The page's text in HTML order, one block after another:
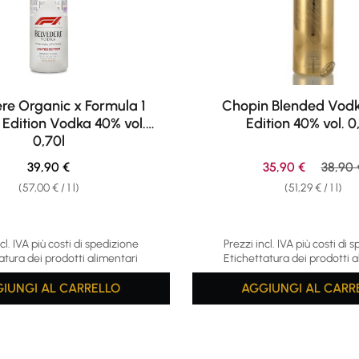
Organic x Formula 1
Vodka 40% vol.
0,70l
IVA più costi di spedizione
dei prodotti alimentari
(57,00 € / 1 l)
Regular price:
39,90 €
AL CARRELLO
Chopin Blended
Edition 40% vol.
Prezzi incl. IVA più costi di
Etichettatura dei prodotti
(51,29 € / 1 l)
Sale price:
35,90 € 38,90
AGGIUNGI AL